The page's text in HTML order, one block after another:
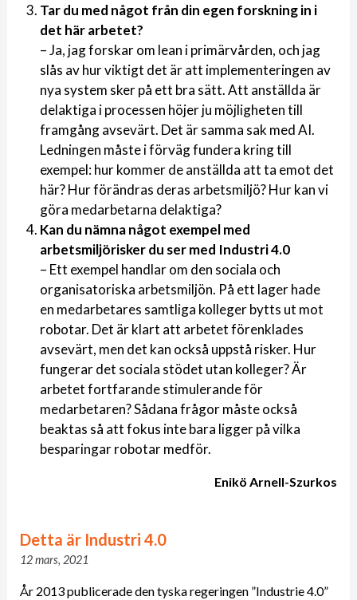
Tar du med något från din egen forskning in i
det här arbetet?
– Ja, jag forskar om lean i primärvården, och jag
slås av hur viktigt det är att implementeringen av
nya system sker på ett bra sätt. Att anställda är
delaktiga i processen höjer ju möjligheten till
framgång avsevärt. Det är samma sak med AI.
Ledningen måste i förväg fundera kring till
exempel: hur kommer de anställda att ta emot det
här? Hur förändras deras arbetsmiljö? Hur kan vi
göra medarbetarna delaktiga?
Kan du nämna något exempel med
arbetsmiljörisker du ser med Industri 4.0
– Ett exempel handlar om den sociala och
organisatoriska arbetsmiljön. På ett lager hade
en medarbetares samtliga kolleger bytts ut mot
robotar. Det är klart att arbetet förenklades
avsevärt, men det kan också uppstå risker. Hur
fungerar det sociala stödet utan kolleger? Är
arbetet fortfarande stimulerande för
medarbetaren? Sådana frågor måste också
beaktas så att fokus inte bara ligger på vilka
besparingar robotar medför.
Enikö Arnell-Szurkos
Detta är Industri 4.0
12 mars, 2021
År 2013 publicerade den tyska regeringen ”Industrie 4.0”